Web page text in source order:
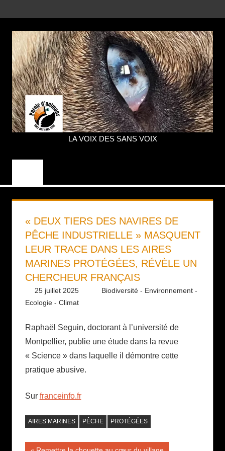
au
contenu
PAROLE
LA VOIX DES SANS VOIX
« DEUX TIERS DES NAVIRES DE
PÊCHE INDUSTRIELLE » MASQUENT
LEUR TRACE DANS LES AIRES
MARINES PROTÉGÉES, RÉVÈLE UN
CHERCHEUR FRANÇAIS
25 juillet 2025 Daniel
Biodiversité - Environnement -
Ecologie - Climat
Raphaël Seguin, doctorant à l’université de
Montpellier, publie une étude dans la revue
« Science » dans laquelle il démontre cette
pratique abusive.
Sur franceinfo.fr
AIRES MARINES PÊCHE PROTÉGÉES